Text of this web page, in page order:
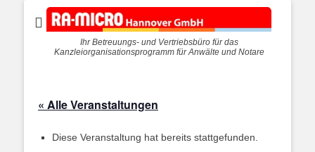
Ihr Betreuungs- und Vertriebsbüro für das
Kanzleiorganisationsprogramm für Anwälte und Notare
« Alle Veranstaltungen
Diese Veranstaltung hat bereits stattgefunden.